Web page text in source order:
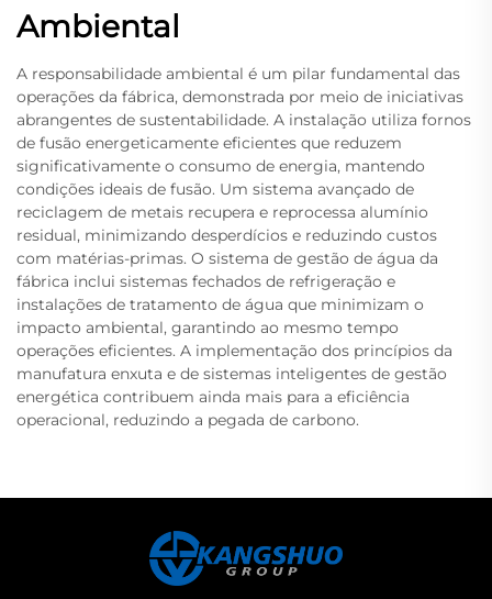
Ambiental
A responsabilidade ambiental é um pilar fundamental das
operações da fábrica, demonstrada por meio de iniciativas
abrangentes de sustentabilidade. A instalação utiliza fornos
de fusão energeticamente eficientes que reduzem
significativamente o consumo de energia, mantendo
condições ideais de fusão. Um sistema avançado de
reciclagem de metais recupera e reprocessa alumínio
residual, minimizando desperdícios e reduzindo custos
com matérias-primas. O sistema de gestão de água da
fábrica inclui sistemas fechados de refrigeração e
instalações de tratamento de água que minimizam o
impacto ambiental, garantindo ao mesmo tempo
operações eficientes. A implementação dos princípios da
manufatura enxuta e de sistemas inteligentes de gestão
energética contribuem ainda mais para a eficiência
operacional, reduzindo a pegada de carbono.